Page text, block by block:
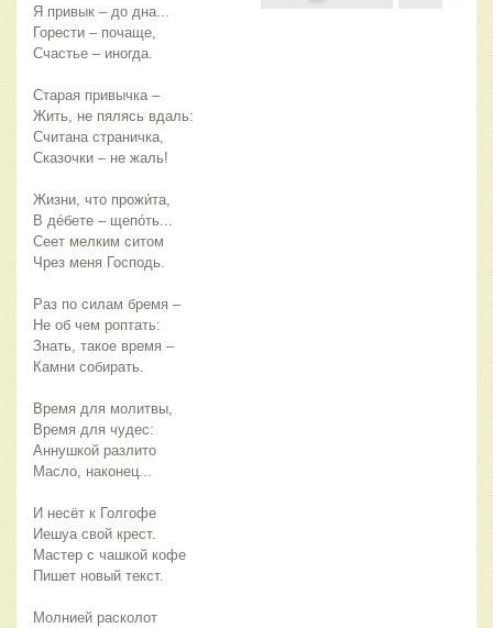
Я привык – до дна...
Горести – почаще,
Счастье – иногда.
Старая привычка –
Жить, не пялясь вдаль:
Считана страничка,
Сказочки – не жаль!
Жизни, что прожи́та,
В дéбете – щепóть...
Сеет мелким ситом
Чрез меня Господь.
Раз по силам бремя –
Не об чем роптать:
Знать, такое время –
Камни собирать.
Время для молитвы,
Время для чудес:
Аннушкой разлито
Масло, наконец...
И несёт к Голгофе
Иешуа свой крест.
Мастер с чашкой кофе
Пишет новый текст.
Молнией расколот